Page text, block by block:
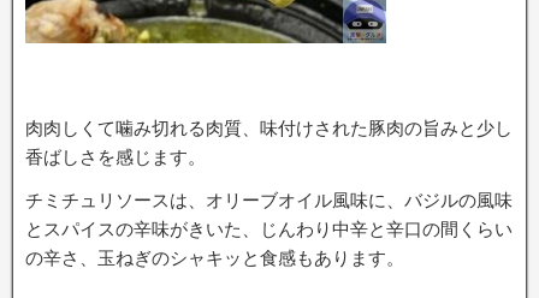
肉肉しくて噛み切れる肉質、味付けされた豚肉の旨みと少し
香ばしさを感じます。
チミチュリソースは、オリーブオイル風味に、バジルの風味
とスパイスの辛味がきいた、じんわり中辛と辛口の間くらい
の辛さ、玉ねぎのシャキッと食感もあります。